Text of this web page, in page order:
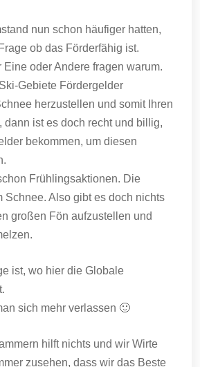
nun schon häufiger hatten,
ob das Förderfähig ist.
Eine oder Andere fragen warum.
Gebiete Fördergelder
herzustellen und somit Ihren
dann ist es doch recht und billig,
bekommen, um diesen
Frühlingsaktionen. Die
Schnee. Also gibt es doch nichts
großen Fön aufzustellen und
ist, wo hier die Globale
sich mehr verlassen 🙂
hilft nichts und wir Wirte
zusehen, dass wir das Beste